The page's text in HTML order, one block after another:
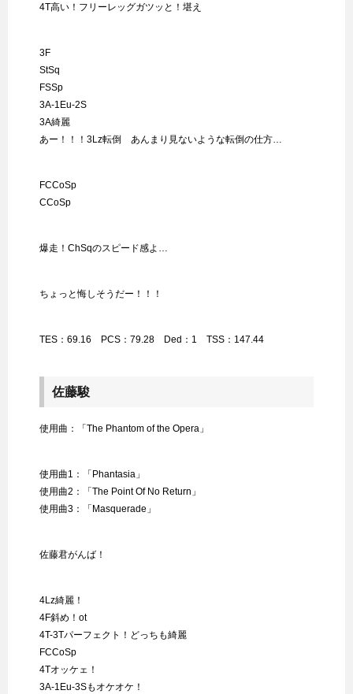
4T高い！フリーレッグガツッと！堪え
3F
StSq
FSSp
3A-1Eu-2S
3A綺麗
あー！！！3Lz転倒 あんまり見ないような転倒の仕方…
FCCoSp
CCoSp
爆走！ChSqのスピード感よ…
ちょっと悔しそうだー！！！
TES：69.16 PCS：79.28 Ded：1 TSS：147.44
佐藤駿
使用曲：「The Phantom of the Opera」
使用曲1：「Phantasia」
使用曲2：「The Point Of No Return」
使用曲3：「Masquerade」
佐藤君がんば！
4Lz綺麗！
4F斜め！ot
4T-3Tパーフェクト！どっちも綺麗
FCCoSp
4Tオッケェ！
3A-1Eu-3Sもオケオケ！